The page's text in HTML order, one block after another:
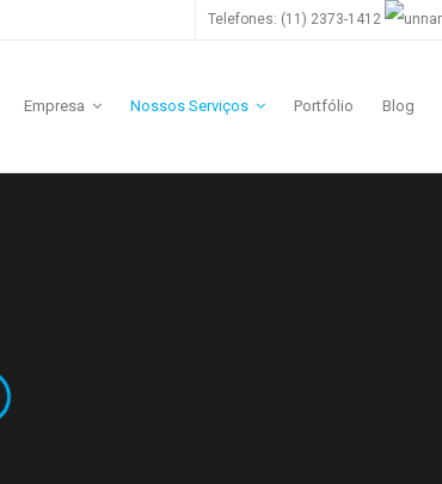
Telefones: (11) 2373-1412
Empresa Nossos Serviços Portfólio Blog